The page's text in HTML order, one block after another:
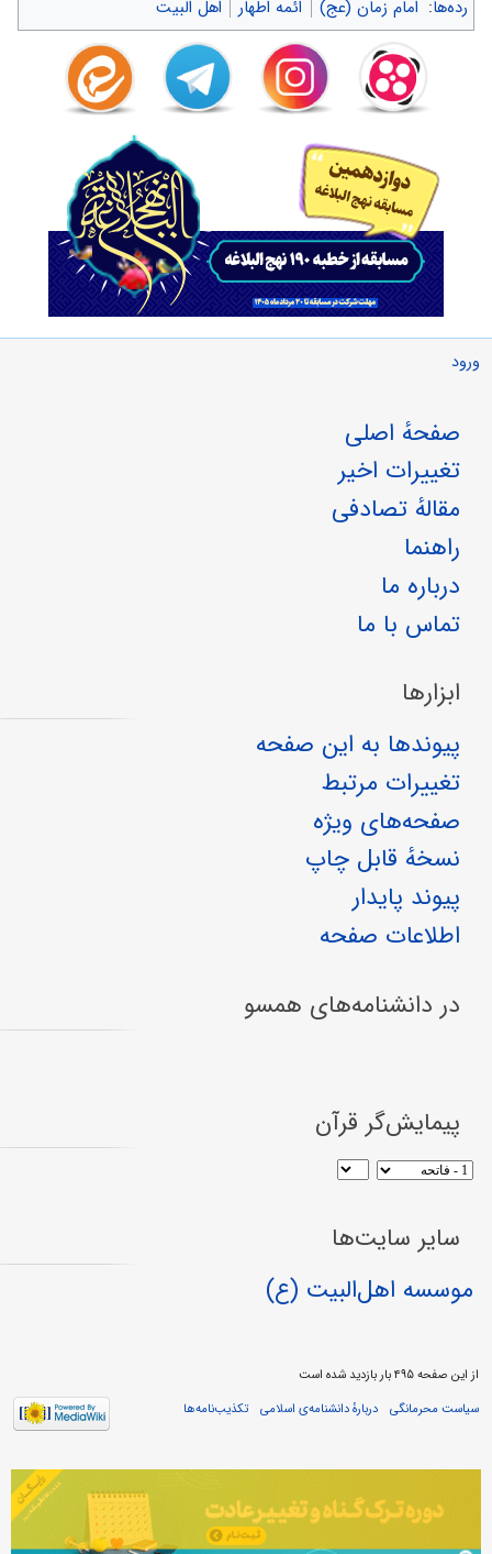
رده‌ها: امام زمان (عج) ائمه اطهار اهل البیت
ورود
صفحهٔ اصلی
تغییرات اخیر
مقالهٔ تصادفی
راهنما
درباره ما
تماس با ما
ابزارها
پیوندها به این صفحه
تغییرات مرتبط
صفحه‌های ویژه
نسخهٔ قابل چاپ
پیوند پایدار
اطلاعات صفحه
در دانشنامه‌های همسو
پیمایش‌گر قرآن
سایر سایت‌ها
موسسه اهل‌البیت (ع)
از این صفحه ۴۹۵ بار بازدید شده است
سیاست محرمانگی
دربارهٔ دانشنامه‌ی اسلامی تکذیب‌نامه‌ها